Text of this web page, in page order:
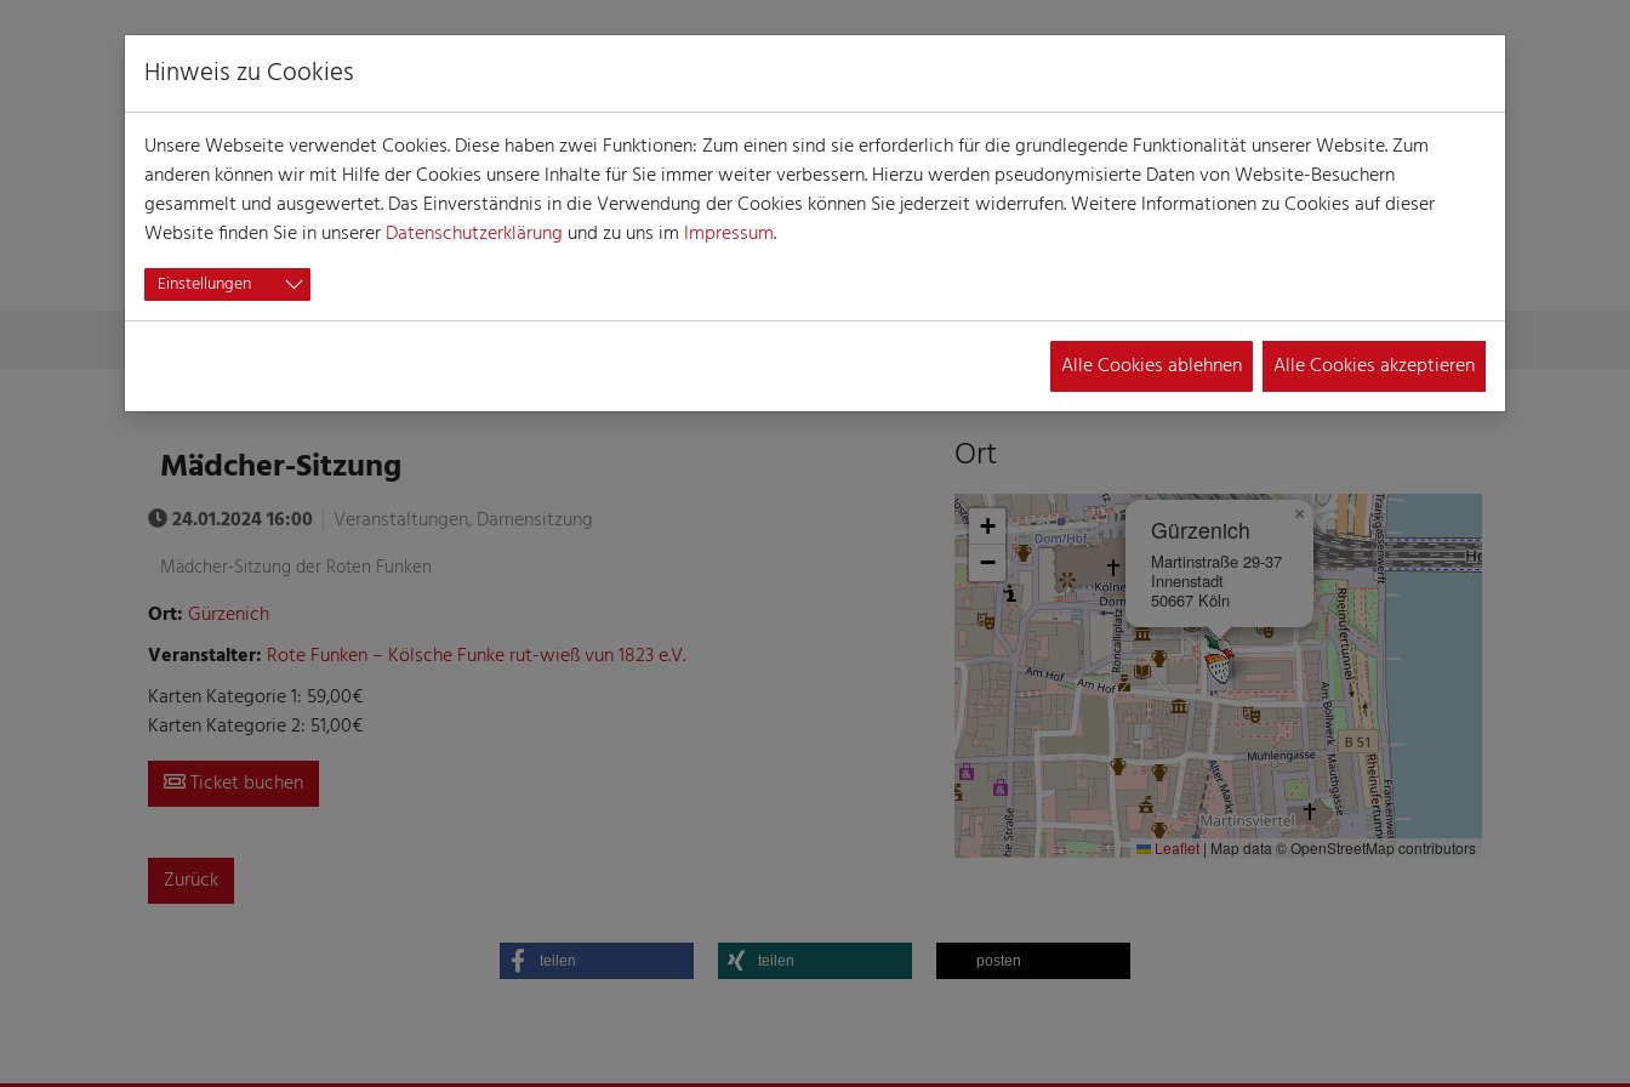
VERANSTALTUNG
Skip to main contentYou are here:
Mädcher-Sitzung
24.01.2024 16:00 Veranstaltungen, Damensitzung
Mädcher-Sitzung der Roten Funken
Ort: Gürzenich
Veranstalter: Rote Funken – Kölsche Funke rut-wieß vun 1823 e.V.
Karten Kategorie 1: 59,00€
Karten Kategorie 2: 51,00€
Ticket buchen
Ort
Gürzenich
Martinstraße 29-37
Innenstadt
50667 Köln
×
+
−
Leaflet | Map data © OpenStreetMap contributors
Zurück
teilen teilen posten
Hinweis zu Cookies
Unsere Webseite verwendet Cookies. Diese haben zwei Funktionen: Zum einen sind sie erforderlich für die grundlegende Funktionalität unserer Website. Zum
anderen können wir mit Hilfe der Cookies unsere Inhalte für Sie immer weiter verbessern. Hierzu werden pseudonymisierte Daten von Website-Besuchern
gesammelt und ausgewertet. Das Einverständnis in die Verwendung der Cookies können Sie jederzeit widerrufen. Weitere Informationen zu Cookies auf dieser
Website finden Sie in unsererDatenschutzerklärung und zu uns im Impressum.
Einstellungen
Alle Cookies ablehnen Alle Cookies akzeptieren